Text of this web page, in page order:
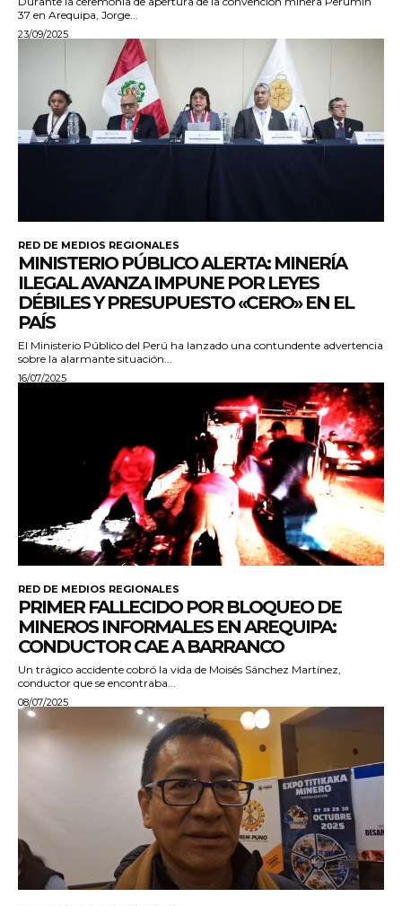
37 en Arequipa, Jorge...
23/09/2025
RED DE MEDIOS REGIONALES
MINISTERIO PÚBLICO ALERTA: MINERÍA
ILEGAL AVANZA IMPUNE POR LEYES
DÉBILES Y PRESUPUESTO «CERO» EN EL
PAÍS
El Ministerio Público del Perú ha lanzado una contundente advertencia
sobre la alarmante situación...
16/07/2025
RED DE MEDIOS REGIONALES
PRIMER FALLECIDO POR BLOQUEO DE
MINEROS INFORMALES EN AREQUIPA:
CONDUCTOR CAE A BARRANCO
Un trágico accidente cobró la vida de Moisés Sánchez Martínez,
conductor que se encontraba...
08/07/2025